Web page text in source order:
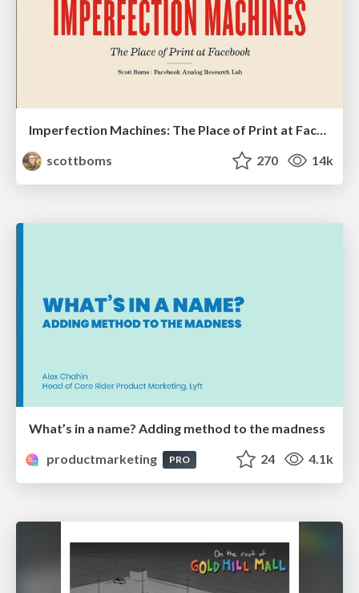
Imperfection Machines: The Place of Print at Facebook
scottboms
270 14k
What’s in a name? Adding method to the madness
productmarketing
PRO 24 4.1k